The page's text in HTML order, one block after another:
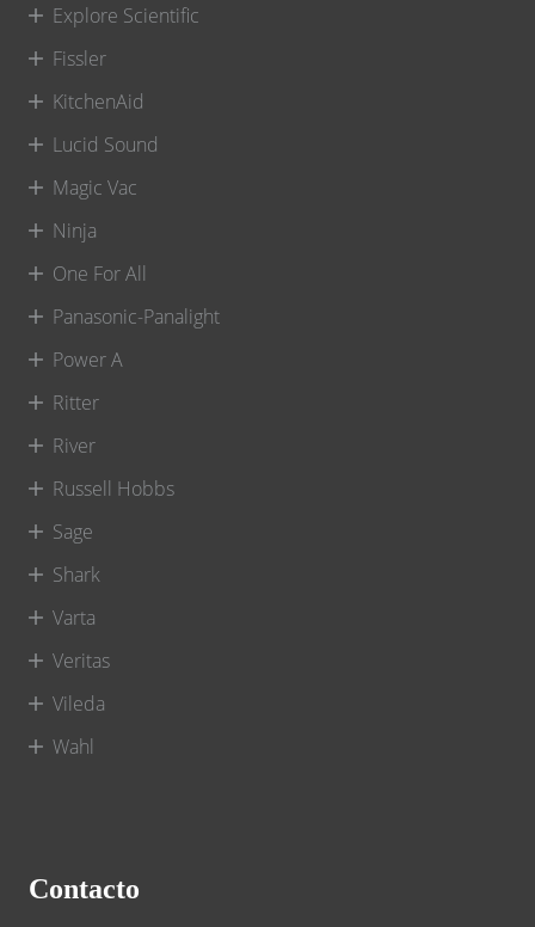
Explore Scientific
Fissler
KitchenAid
Lucid Sound
Magic Vac
Ninja
One For All
Panasonic-Panalight
Power A
Ritter
River
Russell Hobbs
Sage
Shark
Varta
Veritas
Vileda
Wahl
Contacto